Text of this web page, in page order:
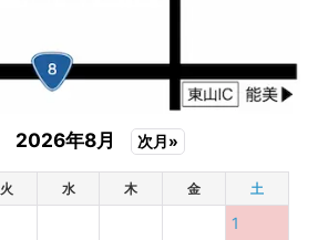
2026年8月 次月»
火 水 木 金 土
1